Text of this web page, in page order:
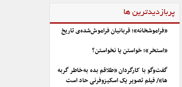
پربازدیدترین ها
«فراموشخانه»؛ قربانیان فراموش‌شده‌ی تاریخ
«استخر»؛ خواستن یا نخواستن؟
گفت‌وگو با کارگردان «طلاقم بده به خاطر گربه
ها»/ فیلم تصویر یک اسکیزوفرنی حاد است